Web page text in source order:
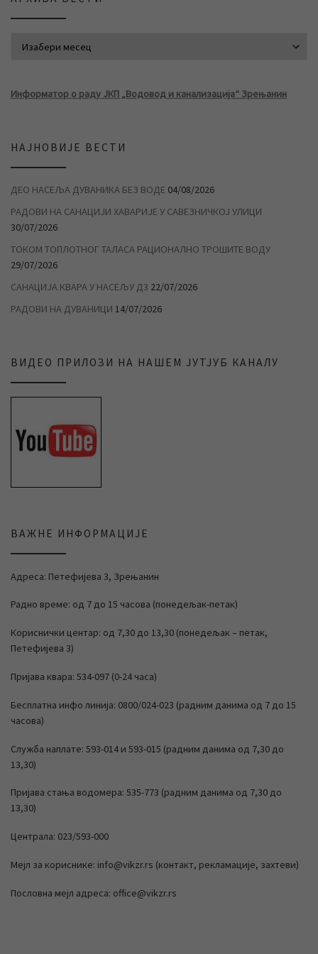
Информатор о раду ЈКП „Водовод и канализација“ Зрењанин
НАЈНОВИЈЕ ВЕСТИ
ДЕО НАСЕЉА ДУВАНИКА БЕЗ ВОДЕ 04/08/2026
РАДОВИ НА САНАЦИЈИ ХАВАРИЈЕ У САВЕЗНИЧКОЈ УЛИЦИ
30/07/2026
ТОКОМ ТОПЛОТНОГ ТАЛАСА РАЦИОНАЛНО ТРОШИТЕ ВОДУ
29/07/2026
САНАЦИЈА КВАРА У НАСЕЉУ Д3 22/07/2026
РАДОВИ НА ДУВАНИЦИ 14/07/2026
ВИДЕО ПРИЛОЗИ НА НАШЕМ ЈУТЈУБ КАНАЛУ
ВАЖНЕ ИНФОРМАЦИЈЕ
Адреса: Петефијева 3, Зрењанин
Радно време: од 7 до 15 часова (понедељак-петак)
Кориснички центар: од 7,30 до 13,30 (понедељак – петак,
Петефијева 3)
Пријава квара: 534-097 (0-24 часа)
Бесплатна инфо линија: 0800/024-023 (радним данима од 7 до 15
часова)
Служба наплате: 593-014 и 593-015 (радним данима од 7,30 до
13,30)
Пријава стања водомера: 535-773 (радним данима од 7,30 до
13,30)
Централа: 023/593-000
Мејл за кориснике: info@vikzr.rs (контакт, рекламације, захтеви)
Пословна мејл адреса: office@vikzr.rs